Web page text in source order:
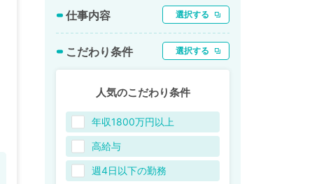
仕事内容 選択する
こだわり条件 選択する
人気のこだわり条件
年収1800万円以上
高給与
週4日以下の勤務